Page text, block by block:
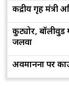
केंद्रीय गृह
कुट्योर,
जलवा
अवमानना पर